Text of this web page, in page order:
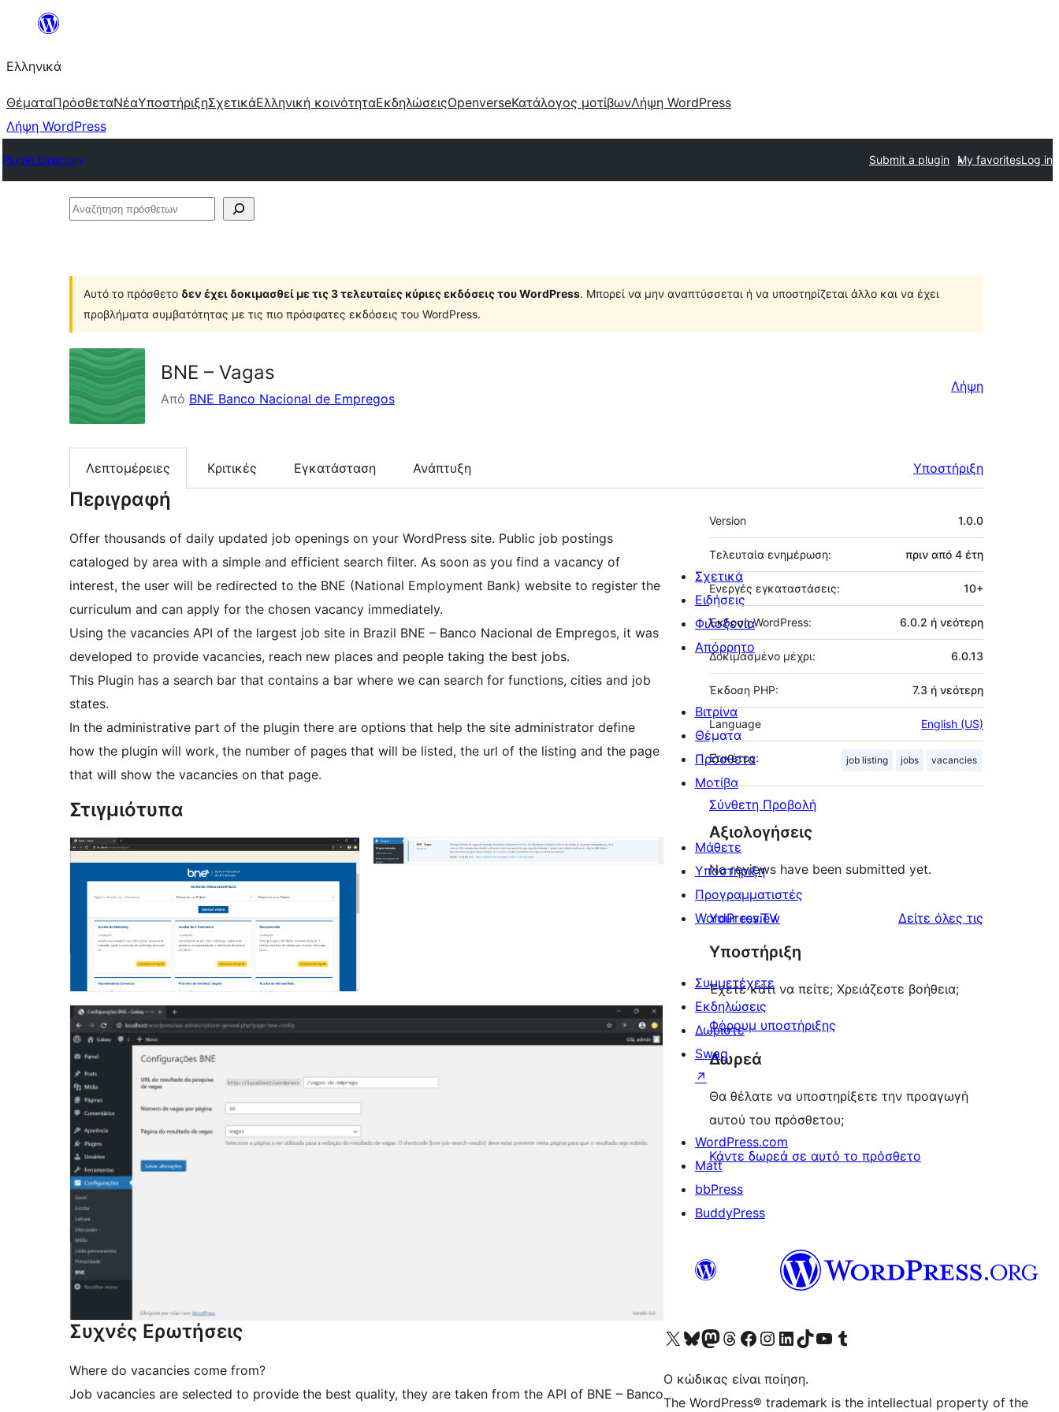
Μετάβαση
περιεχόμενο
Ελληνικά
ΘέματαΠρόσθεταΝέαΥποστήριξηΣχετικάΕλληνική κοινότηταΕκδηλώσειςOpenverseΚατάλογος μοτίβωνΛήψη WordPress
Λήψη WordPress
Plugin Directory Submit a plugin My favoritesLog in
Αναζήτηση
Αυτό το πρόσθετο δεν έχει δοκιμασθεί με τις 3 τελευταίες κύριες εκδόσεις του WordPress. Μπορεί να μην αναπτύσσεται ή να υποστηρίζεται άλλο και να έχει
προβλήματα συμβατότητας με τις πιο πρόσφατες εκδόσεις του WordPress.
BNE – Vagas
Από BNE Banco Nacional de Empregos
Λήψη
Λεπτομέρειες Κριτικές Εγκατάσταση Ανάπτυξη Υποστήριξη
Περιγραφή
Offer thousands of daily updated job openings on your WordPress site. Public job postings
cataloged by area with a simple and efficient search filter. As soon as you find a vacancy of
interest, the user will be redirected to the BNE (National Employment Bank) website to register the
curriculum and can apply for the chosen vacancy immediately.
Using the vacancies API of the largest job site in Brazil BNE – Banco Nacional de Empregos, it was
developed to provide vacancies, reach new places and people taking the best jobs.
This Plugin has a search bar that contains a bar where we can search for functions, cities and job
states.
In the administrative part of the plugin there are options that help the site administrator define
how the plugin will work, the number of pages that will be listed, the url of the listing and the page
that will show the vacancies on that page.
Στιγμιότυπα
Συχνές Ερωτήσεις
Where do vacancies come from?
Job vacancies are selected to provide the best quality, they are taken from the API of BNE – Banco
Μεταστοιχεία
Version 1.0.0
Τελευταία ενημέρωση: πριν από 4 έτη
Ενεργές εγκαταστάσεις: 10+
Έκδοση WordPress: 6.0.2 ή νεότερη
Δοκιμασμένο μέχρι: 6.0.13
Έκδοση PHP: 7.3 ή νεότερη
Language English (US)
Ετικέτες: job listing jobs vacancies
Σύνθετη Προβολή
Αξιολογήσεις
No reviews have been submitted yet.
Your review Δείτε όλες τις
Υποστήριξη
Έχετε κάτι να πείτε; Χρειάζεστε βοήθεια;
Φόρουμ υποστήριξης
Δωρεά
Θα θέλατε να υποστηρίξετε την προαγωγή
αυτού του πρόσθετου;
Κάντε δωρεά σε αυτό το πρόσθετο
Σχετικά
Ειδήσεις
Φιλοξενία
Απόρρητο
Βιτρίνα
Θέματα
Πρόσθετα
Μοτίβα
Μάθετε
Υποστήριξη
Προγραμματιστές
WordPress.TV
Συμμετέχετε
Εκδηλώσεις
Δωρίστε
Swag
↗
WordPress.com
Matt
bbPress
BuddyPress
Visit our X (formerly Twitter) account
Visit our Bluesky account
Επισκεφθείτε τον λογαριασμό μας στο Mastodon
Visit our Threads account
Επισκεφτείτε τη σελίδα μας στο Facebook
Επισκεφθείτε τον λογαριασμό μας Instagram
Επισκεφθείτε τον λογαριασμό μας LinkedIn
Visit our TikTok account
Visit our YouTube channel
Visit our Tumblr account
Ο κώδικας είναι ποίηση.
The WordPress® trademark is the intellectual property of the